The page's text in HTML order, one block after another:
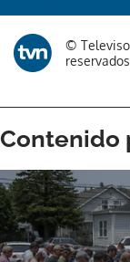
©
reservados